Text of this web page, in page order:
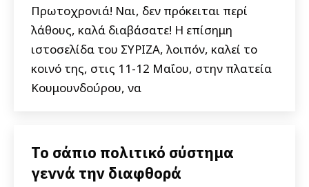
Πρωτοχρονιά! Ναι, δεν πρόκειται περί
λάθους, καλά διαβάσατε! Η επίσημη
ιστοσελίδα του ΣΥΡΙΖΑ, λοιπόν, καλεί το
κοινό της, στις 11-12 Μαΐου, στην πλατεία
Κουμουνδούρου, να
Το σάπιο πολιτικό σύστημα
γεννά την διαφθορά